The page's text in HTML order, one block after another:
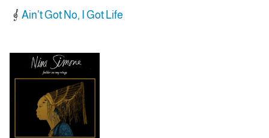
Ain't Got No, I Got Life